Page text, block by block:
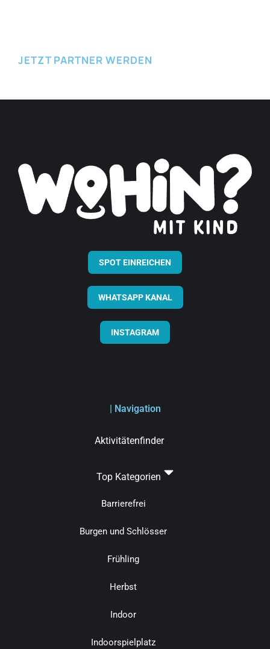
JETZT PARTNER WERDEN
SPOT EINREICHEN
WHATSAPP KANAL
INSTAGRAM
| Navigation
Aktivitätenfinder
Top Kategorien
Barrierefrei
Burgen und Schlösser
Frühling
Herbst
Indoor
Indoorspielplatz